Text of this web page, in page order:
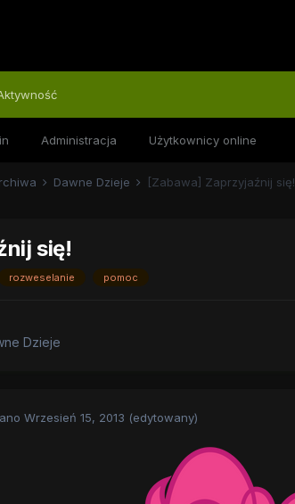
Administracja Użytkownicy online
Dawne Dzieje [Zabawa] Zaprzyjaźnij się!
się!
rozweselanie pomoc
Dzieje
Wrzesień 15, 2013 (edytowany)